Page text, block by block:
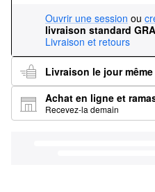
Ouvrir une session ou
livraison standard
Livraison et retours
Livraison le jour même
Achat en ligne et
Recevez-la demain